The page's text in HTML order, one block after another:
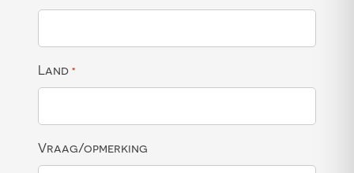
Land *
Vraag/opmerking